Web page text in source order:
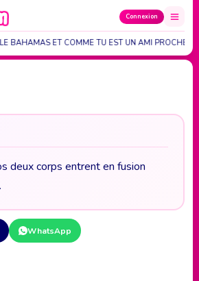
Connexion
BAHAMAS ET COMME TU EST UN AMI PROCHE…
deux corps entrent en fusion
WhatsApp